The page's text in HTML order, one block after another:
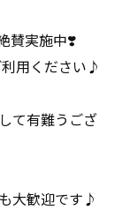
賛実施中❣️
用ください♪
て有難うござ
大歓迎です♪